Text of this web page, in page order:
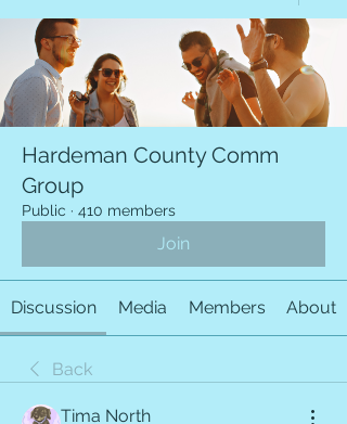
Hardeman County Comm
Group
Public · 410 members
Join
Discussion Media Members About
Back
Tima North